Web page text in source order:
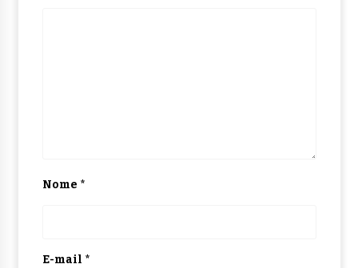
Nome *
E-mail *